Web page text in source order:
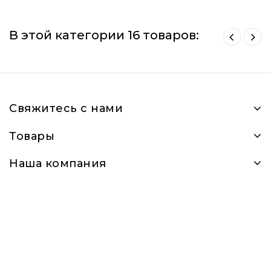
В этой категории 16 товаров:
Свяжитесь с нами
Товары
Наша компания